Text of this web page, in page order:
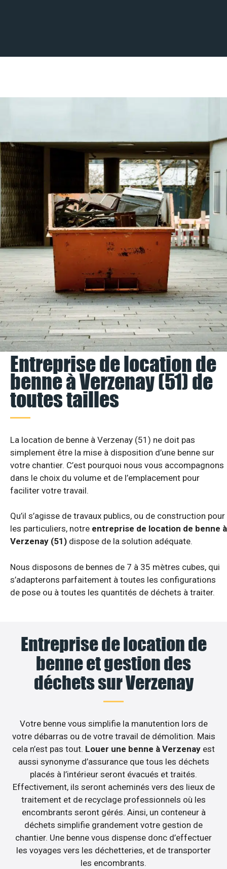
Entreprise de location de
benne à Verzenay (51) de
toutes tailles
La location de benne à Verzenay (51) ne doit pas
simplement être la mise à disposition d’une benne sur
votre chantier. C’est pourquoi nous vous accompagnons
dans le choix du volume et de l’emplacement pour
faciliter votre travail.
Qu’il s’agisse de travaux publics, ou de construction pour
les particuliers, notre entreprise de location de benne à
Verzenay (51) dispose de la solution adéquate.
Nous disposons de bennes de 7 à 35 mètres cubes, qui
s’adapterons parfaitement à toutes les configurations
de pose ou à toutes les quantités de déchets à traiter.
Entreprise de location de
benne et gestion des
déchets sur Verzenay
Votre benne vous simplifie la manutention lors de
votre débarras ou de votre travail de démolition. Mais
cela n’est pas tout. Louer une benne à Verzenay est
aussi synonyme d’assurance que tous les déchets
placés à l’intérieur seront évacués et traités.
Effectivement, ils seront acheminés vers des lieux de
traitement et de recyclage professionnels où les
encombrants seront gérés. Ainsi, un conteneur à
déchets simplifie grandement votre gestion de
chantier. Une benne vous dispense donc d’effectuer
les voyages vers les déchetteries, et de transporter
les encombrants.